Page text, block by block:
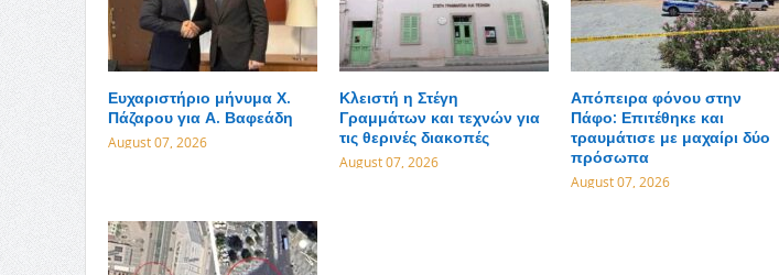
Ευχαριστήριο μήνυμα Χ.
Πάζαρου για Α. Βαφεάδη
August 07, 2026
Κλειστή η Στέγη
Γραμμάτων και τεχνών για
τις θερινές διακοπές
August 07, 2026
Απόπειρα φόνου στην
Πάφο: Επιτέθηκε και
τραυμάτισε με μαχαίρι δύο
πρόσωπα
August 07, 2026